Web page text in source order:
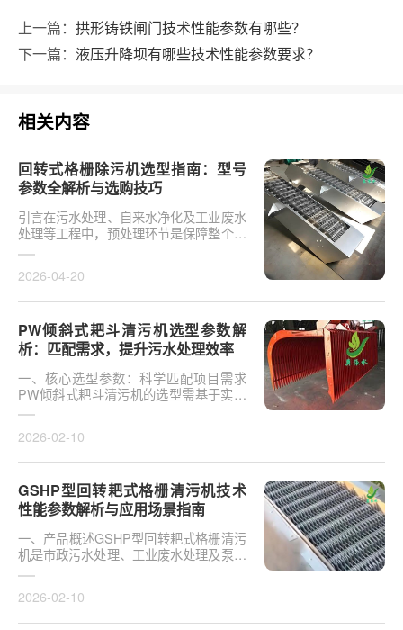
上一篇： 拱形铸铁闸门技术性能参数有哪些？
下一篇： 液压升降坝有哪些技术性能参数要求？
相关内容
回转式格栅除污机选型指南：型号
参数全解析与选购技巧
引言在污水处理、自来水净化及工业废水
处理等工程中，预处理环节是保障整个系
统稳定运行的一道防线。回转式格栅除污
2026-04-20
PW倾斜式耙斗清污机选型参数解
析：匹配需求，提升污水处理效率
一、核心选型参数：科学匹配项目需求
PW倾斜式耙斗清污机的选型需基于实际
工况与处理目标，以下为关键参数解析：
2026-02-10
GSHP型回转耙式格栅清污机技术
性能参数解析与应用场景指南
一、产品概述GSHP型回转耙式格栅清污
机是市政污水处理、工业废水处理及泵站
工程中广泛应用的核心固液分离设备。其
2026-02-10